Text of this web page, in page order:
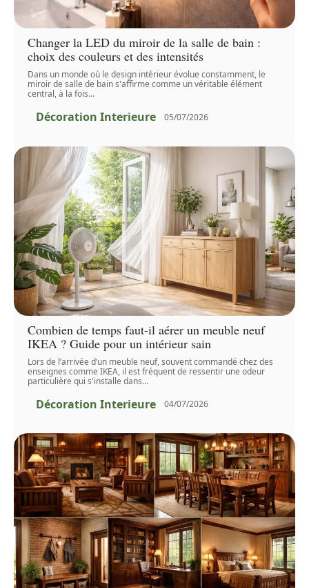
Changer la LED du miroir de la salle de bain :
choix des couleurs et des intensités
Dans un monde où le design intérieur évolue constamment, le
miroir de salle de bain s'affirme comme un véritable élément
central, à la fois…
Décoration Interieure 05/07/2026
Combien de temps faut-il aérer un meuble neuf
IKEA ? Guide pour un intérieur sain
Lors de l’arrivée d’un meuble neuf, souvent commandé chez des
enseignes comme IKEA, il est fréquent de ressentir une odeur
particulière qui s'installe dans…
Décoration Interieure 04/07/2026